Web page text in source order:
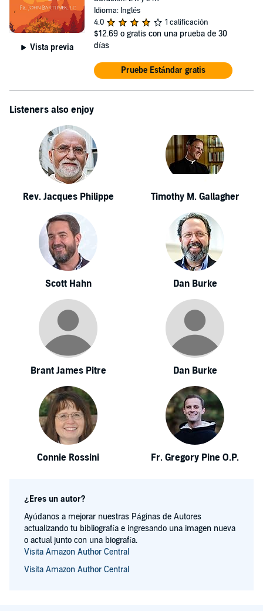
Vista previa
Idioma: Inglés
4.0
1 calificación
$12.69 o gratis con una prueba de 30
días
Pruebe Estándar gratis
Listeners also enjoy
Rev. Jacques Philippe Timothy M. Gallagher
Scott Hahn Dan Burke
Brant James Pitre Dan Burke
Connie Rossini Fr. Gregory Pine O.P.
¿Eres un autor?
Ayúdanos a mejorar nuestras Páginas de Autores
actualizando tu bibliografía e ingresando una imagen nueva
o actual junto con una biografía.
Visita Amazon Author Central
Visita Amazon Author Central